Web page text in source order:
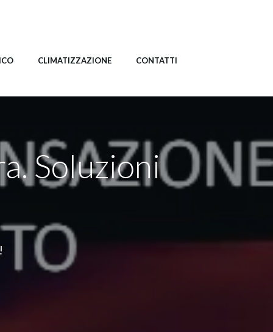
CLIMATIZZAZIONE CONTATTI
Soluzioni